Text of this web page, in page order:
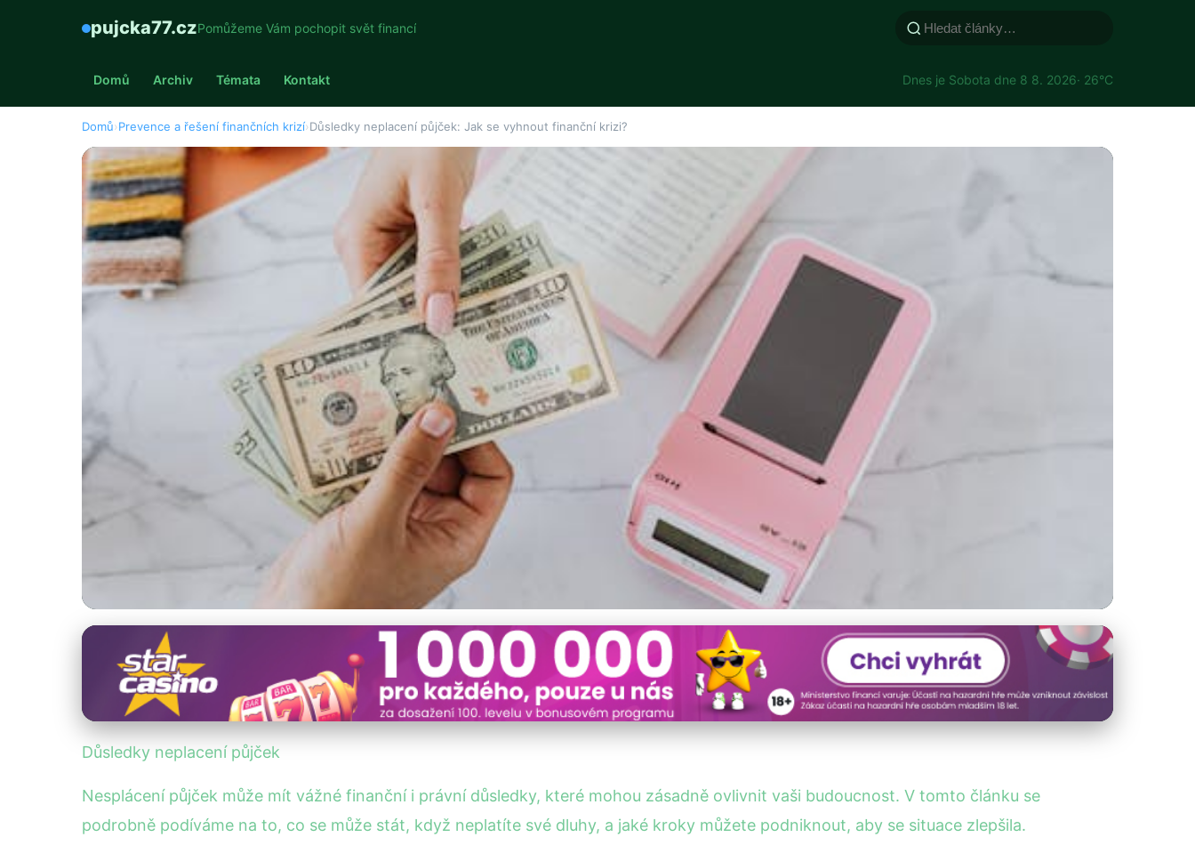
pujcka77.czPomůžeme Vám pochopit svět financí
Domů Archiv Témata Kontakt Dnes je Sobota dne 8 8. 2026· 26°C
Domů›Prevence a řešení finančních krizí›Důsledky neplacení půjček: Jak se vyhnout finanční krizi?
Prevence a řešení finančních krizí
Důsledky neplacení půjček: Jak se vyhnout finanční krizi?
Důsledky neplacení půjček
Nesplácení půjček může mít vážné finanční i právní důsledky, které mohou zásadně ovlivnit vaši budoucnost. V tomto článku se
podrobně podíváme na to, co se může stát, když neplatíte své dluhy, a jaké kroky můžete podniknout, aby se situace zlepšila.